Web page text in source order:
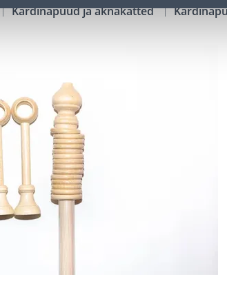
Kardinapuud ja aknakatted